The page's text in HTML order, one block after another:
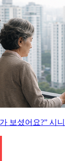
보셨어요?” 시